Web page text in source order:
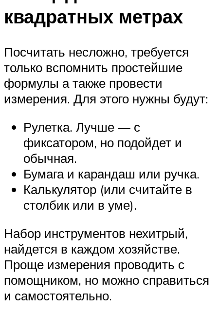
квадратных метрах
Посчитать несложно, требуется
только вспомнить простейшие
формулы а также провести
измерения. Для этого нужны будут:
Рулетка. Лучше — с
фиксатором, но подойдет и
обычная.
Бумага и карандаш или ручка.
Калькулятор (или считайте в
столбик или в уме).
Набор инструментов нехитрый,
найдется в каждом хозяйстве.
Проще измерения проводить с
помощником, но можно справиться
и самостоятельно.